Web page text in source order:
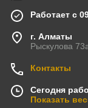
Работает с
г. Алматы
Рыскулова
Контакты
Сегодня
Показать